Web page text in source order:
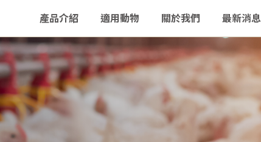
產品介紹 適用動物 關於我們 最新消息